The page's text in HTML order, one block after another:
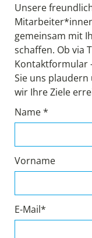
Unsere
gemeinsam mit
schaffen. Ob via
Kontaktformular
Sie uns plaudern
wir Ihre Ziele
Name *
Vorname
E-Mail*